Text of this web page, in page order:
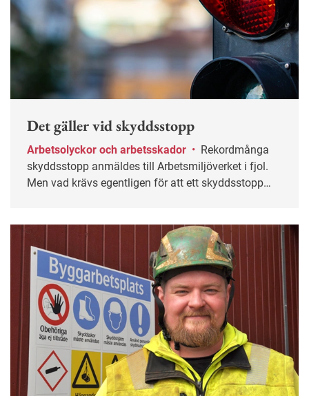
Det gäller vid skyddsstopp
Arbetsolyckor och arbetsskador •
skyddsstopp anmäldes till Arbetsmiljöverket i fjol.
Men vad krävs egentligen för att ett skyddsstopp